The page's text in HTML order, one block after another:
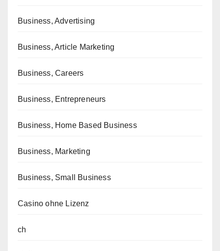
Business, Advertising
Business, Article Marketing
Business, Careers
Business, Entrepreneurs
Business, Home Based Business
Business, Marketing
Business, Small Business
Casino ohne Lizenz
ch